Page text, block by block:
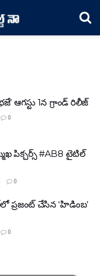
ఆగస్టు 1న గ్రాండ్ రిలీజ్
0
పిక్చర్స్ #AB8 టైటిల్
0
ప్రజంట్ చేసిన ‘హిడింబ’
0